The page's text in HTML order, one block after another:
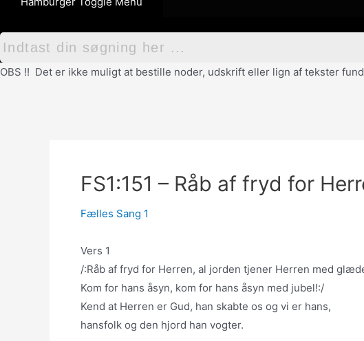
OBS !! Det er ikke muligt at bestille noder, udskrift eller lign af tekster
FS1:151 – Råb af fryd for
Fælles Sang 1
Vers 1
/:Råb af fryd for Herren, al jorden tjener Herren med
Kom for hans åsyn, kom for hans åsyn med jubel!:/
Kend at Herren er Gud, han skabte os og vi er hans,
hansfolk og den hjord han vogter.